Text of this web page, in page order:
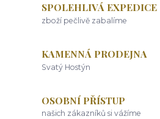
SPOLEHLIVÁ EXPEDICE
zboží pečlivě zabalíme
KAMENNÁ PRODEJNA
Svatý Hostýn
OSOBNÍ PŘÍSTUP
našich zákazníků si vážíme